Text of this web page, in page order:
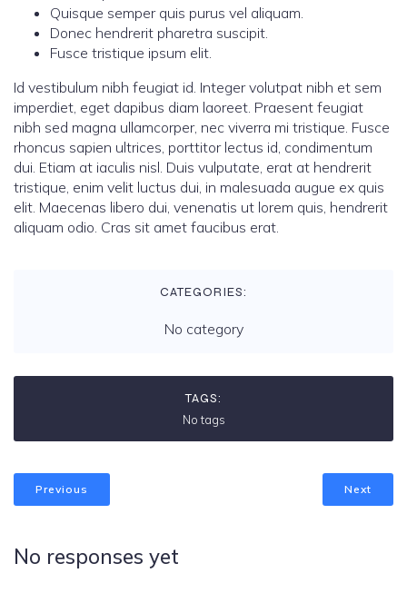
Quisque semper quis purus vel aliquam.
Donec hendrerit pharetra suscipit.
Fusce tristique ipsum elit.
Id vestibulum nibh feugiat id. Integer volutpat nibh et sem
imperdiet, eget dapibus diam laoreet. Praesent feugiat
nibh sed magna ullamcorper, nec viverra mi tristique. Fusce
rhoncus sapien ultrices, porttitor lectus id, condimentum
dui. Etiam at iaculis nisl. Duis vulputate, erat at hendrerit
tristique, enim velit luctus dui, in malesuada augue ex quis
elit. Maecenas libero dui, venenatis ut lorem quis, hendrerit
aliquam odio. Cras sit amet faucibus erat.
CATEGORIES:
No category
TAGS:
No tags
Previous Next
No responses yet